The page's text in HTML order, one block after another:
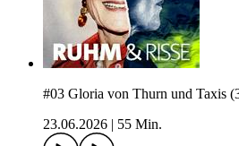
#03 Gloria von Thurn und Taxis
23.06.2026
55 Min.